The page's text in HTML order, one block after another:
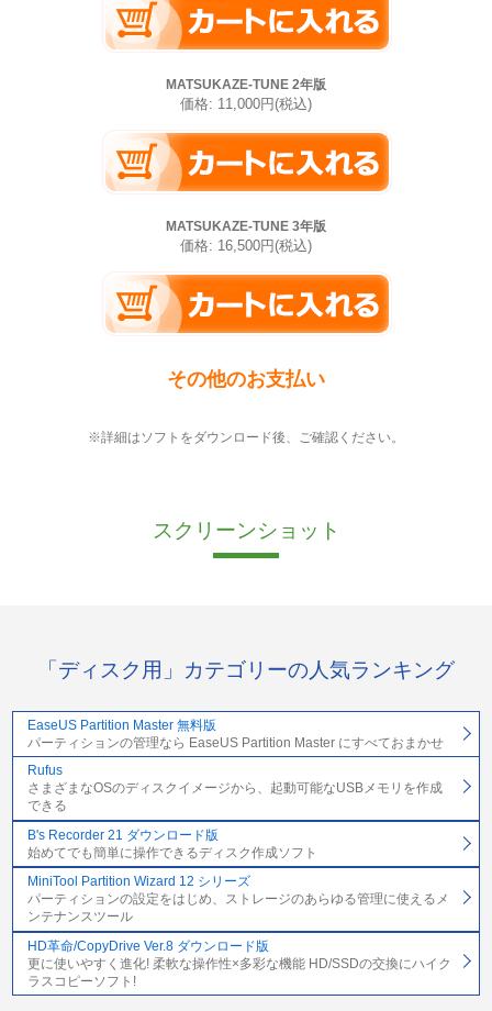
MATSUKAZE-TUNE 2年版
価格: 11,000円(税込)
MATSUKAZE-TUNE 3年版
価格: 16,500円(税込)
その他のお支払い
※詳細はソフトをダウンロード後、ご確認ください。
スクリーンショット
「ディスク用」カテゴリーの人気ランキング
EaseUS Partition Master 無料版
パーティションの管理なら EaseUS Partition Master にすべておまかせ
Rufus
さまざまなOSのディスクイメージから、起動可能なUSBメモリを作成
できる
B's Recorder 21 ダウンロード版
始めてでも簡単に操作できるディスク作成ソフト
MiniTool Partition Wizard 12 シリーズ
パーティションの設定をはじめ、ストレージのあらゆる管理に使えるメ
ンテナンスツール
HD革命/CopyDrive Ver.8 ダウンロード版
更に使いやすく進化! 柔軟な操作性×多彩な機能 HD/SSDの交換にハイク
ラスコピーソフト!